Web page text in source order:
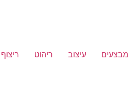
מבצעים עיצוב ריהוט ריצוף